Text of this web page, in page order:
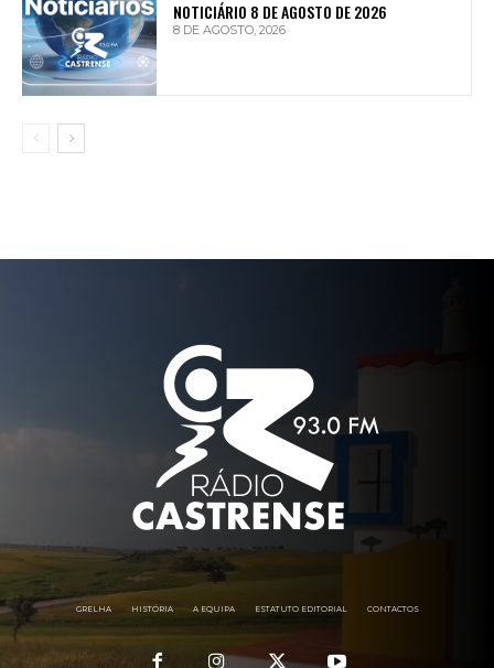
NOTICIÁRIO 8 DE AGOSTO DE 2026
8 DE AGOSTO, 2026
GRELHA HISTÓRIA A EQUIPA ESTATUTO EDITORIAL CONTACTOS